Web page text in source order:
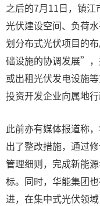
之后的7月11日，镇
光伏建设空间、负荷
划分布式光伏项目的
础设施的协调发展”
或出租光伏发电设施
投资开发企业向属地
此前亦有媒体报道称
出了整改措施，通过
管理细则，完成新能
标。同时，华能集团
进，在集中式光伏领